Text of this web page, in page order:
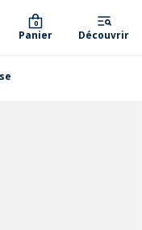
Panier
0
Découvrir